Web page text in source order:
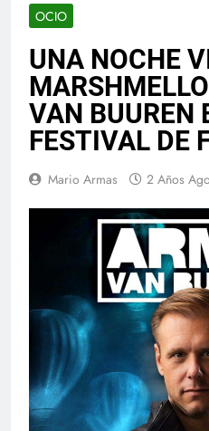
OCIO
UNA NOCHE
VAN BUUREN
FESTIVAL DE
Mario Armas 2 Años Ago